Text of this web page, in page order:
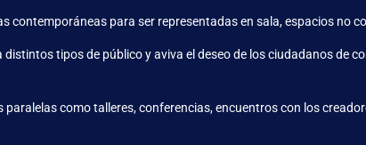
para ser representadas en sala, espacios no
tipos de público y aviva el deseo de los ciudadanos de
como talleres, conferencias, encuentros con los